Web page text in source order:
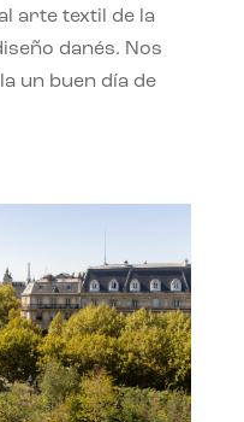
arte textil de la
danés. Nos
un buen día de